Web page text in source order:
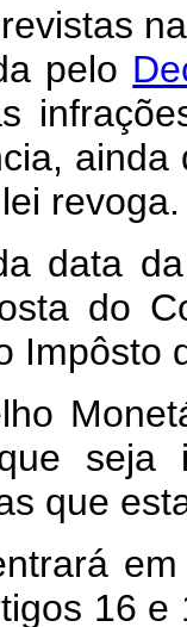
pelo
revoga.
data
do
Impôsto
seja
que
16